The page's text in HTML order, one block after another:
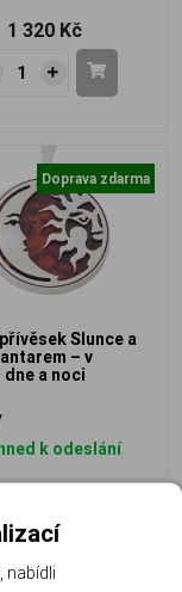
1 320 Kč
Doprava zdarma
Slunce a
– v
a noci
k odeslání
3 890 Kč
nabídli